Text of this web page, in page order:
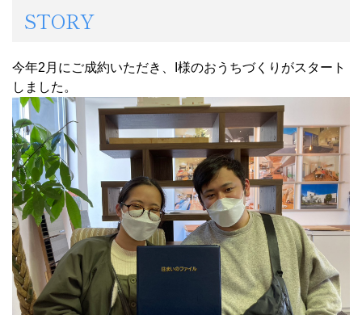
STORY
今年2月にご成約いただき、I様のおうちづくりがスタート
しました。